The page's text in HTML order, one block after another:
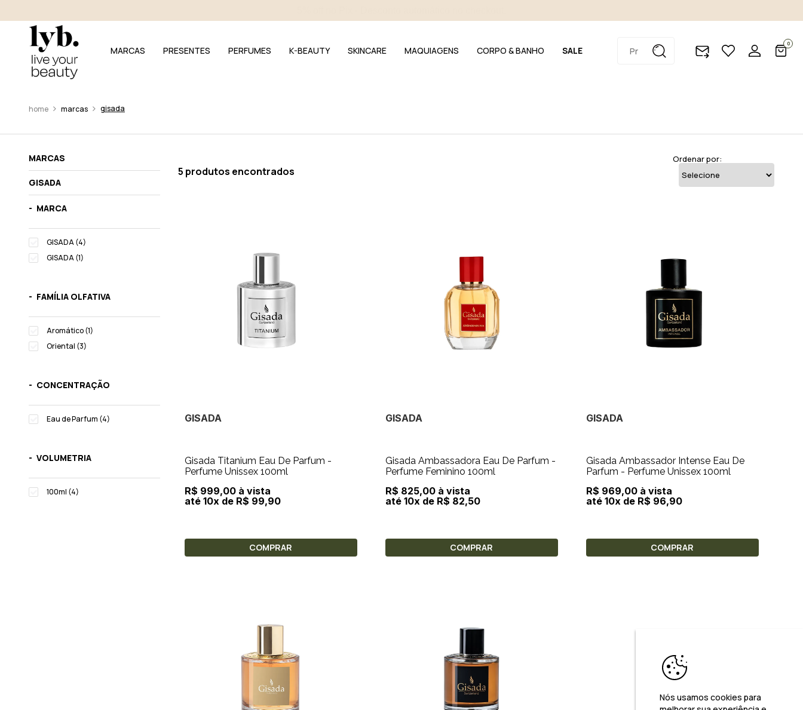
MARCAS PRESENTES PERFUMES K-BEAUTY SKINCARE MAQUIAGENS CORPO & BANHO SALE
0
marcas gisada
MARCAS
GISADA
MARCA
GISADA (4)
GISADA (1)
FAMÍLIA OLFATIVA
Aromático (1)
Oriental (3)
CONCENTRAÇÃO
Eau de Parfum (4)
VOLUMETRIA
100ml (4)
5 produtos encontrados
Ordenar por:
GISADA
Gisada Titanium Eau De Parfum -
Perfume Unissex 100ml
R$ 999,00 à vista
até 10x de R$ 99,90
COMPRAR
GISADA
Gisada Ambassadora Eau De Parfum -
Perfume Feminino 100ml
R$ 825,00 à vista
até 10x de R$ 82,50
COMPRAR
GISADA
Gisada Ambassador Intense Eau De
Parfum - Perfume Unissex 100ml
R$ 969,00 à vista
até 10x de R$ 96,90
COMPRAR
Nós usamos cookies para